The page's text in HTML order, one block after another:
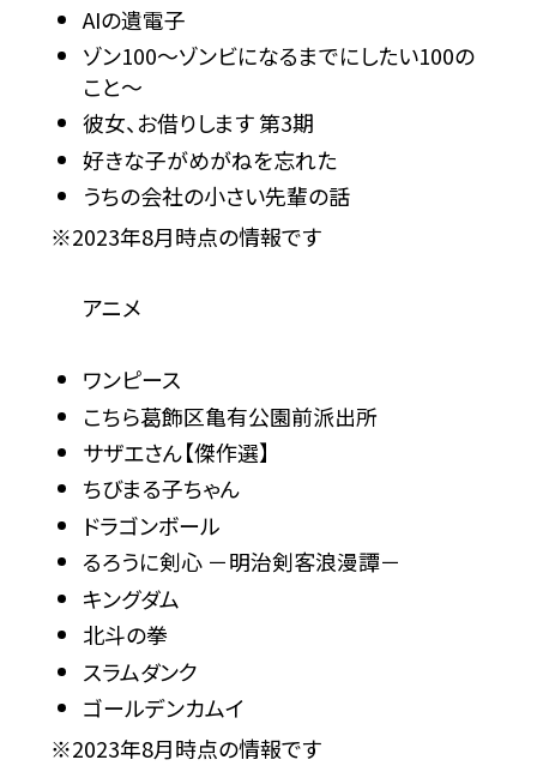
AIの遺電子
ゾン100～ゾンビになるまでにしたい100の
こと～
彼女、お借りします 第3期
好きな子がめがねを忘れた
うちの会社の小さい先輩の話
※2023年8月時点の情報です
アニメ
ワンピース
こちら葛飾区亀有公園前派出所
サザエさん【傑作選】
ちびまる子ちゃん
ドラゴンボール
るろうに剣心 －明治剣客浪漫譚－
キングダム
北斗の拳
スラムダンク
ゴールデンカムイ
※2023年8月時点の情報です